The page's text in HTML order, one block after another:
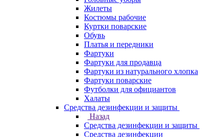
Жилеты
Костюмы рабочие
Куртки поварские
Обувь
Платья и передники
Фартуки
Фартуки для продавца
Фартуки из натурального хлопка
Фартуки поварские
Футболки для официантов
Халаты
Средства дезинфекции и защиты
Назад
Средства дезинфекции и защиты
Средства дезинфекции